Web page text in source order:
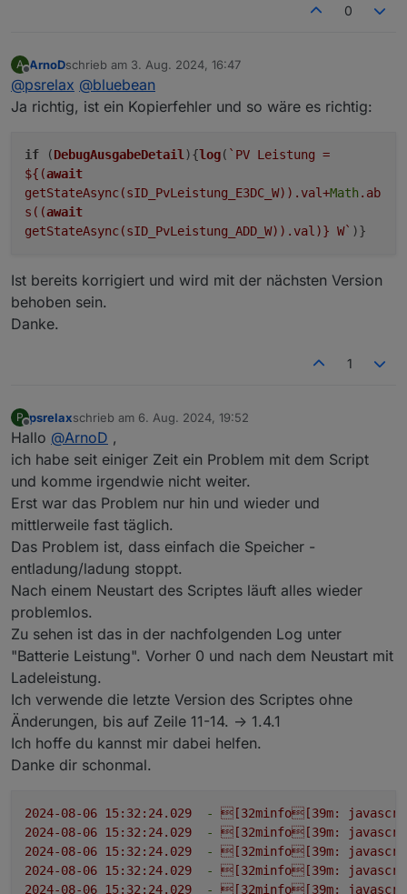
0
A
Offline
ArnoDschrieb am 3. Aug. 2024, 16:47
zuletzt editiert von
@psrelax @bluebean
Ja richtig, ist ein Kopierfehler und so wäre es richtig:
if (DebugAusgabeDetail){log( `PV Leistung =
${(await
getStateAsync(sID_PvLeistung_E3DC_W)).val+Math .ab
s((await
getStateAsync(sID_PvLeistung_ADD_W)).val)} W` )}
Ist bereits korrigiert und wird mit der nächsten Version
behoben sein.
Danke.
1
P
Offline
psrelaxschrieb am 6. Aug. 2024, 19:52
zuletzt editiert von
Hallo @ArnoD ,
ich habe seit einiger Zeit ein Problem mit dem Script
und komme irgendwie nicht weiter.
Erst war das Problem nur hin und wieder und
mittlerweile fast täglich.
Das Problem ist, dass einfach die Speicher -
entladung/ladung stoppt.
Nach einem Neustart des Scriptes läuft alles wieder
problemlos.
Zu sehen ist das in der nachfolgenden Log unter
"Batterie Leistung". Vorher 0 und nach dem Neustart mit
Ladeleistung.
Ich verwende die letzte Version des Scriptes ohne
Änderungen, bis auf Zeile 11-14. -> 1.4.1
Ich hoffe du kannst mir dabei helfen.
Danke dir schonmal.
2024-08-06 15:32:24.029 - [32minfo[39m:
2024-08-06 15:32:24.029
- [32minfo[39m:
2024-08-06 15:32:24.029
- [32minfo[39m:
2024-08-06 15:32:24.029
- [32minfo[39m:
2024-08-06 15:32:24.029
- [32minfo[39m: